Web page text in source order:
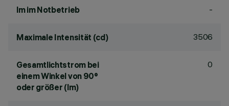
lm im Notbetrieb -
Maximale Intensität (cd) 3506
Gesamtlichtstrom bei
einem Winkel von 90°
oder größer (lm)
0